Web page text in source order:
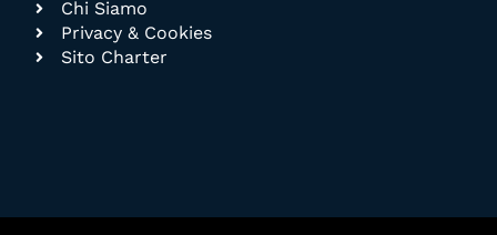
Chi Siamo
Privacy & Cookies
Sito Charter